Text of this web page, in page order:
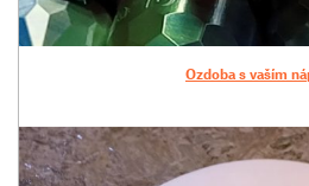
Ozdoba s vaším